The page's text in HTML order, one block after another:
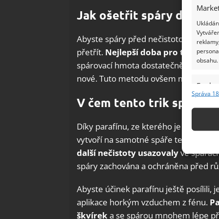
obsahu.
Funkce
Správa
Jak ošetřit spáry dlaždic
Abyste spáry před nečistotou a
přetřít. Nejlepší doba pro toto
spárovací hmota dostatečně
nové. Tuto metodu ovšem můžete
V čem tento trik spočívá
Díky parafínu, ze kterého je svíčka
vytvoří na samotné spáře tenká
další nečistoty usazovalyve
spáry zachována a ochráněna před
Abyste účinek parafínu ještě posílili,
aplikace horkým vzduchem z fénu.
škvíreka se spárou mnohem lépe